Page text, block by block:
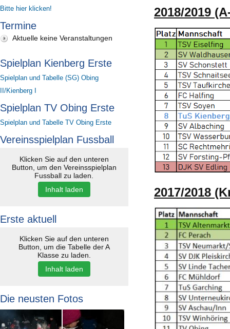
Bitte hier klicken!
Termine
Aktuelle keine Veranstaltungen
Spielplan Kienberg Erste
Spielplan und Tabelle (SG) Obing
II/Kienberg I
Spielplan TV Obing Erste
Spielplan und Tabelle TV Obing Erste
Vereinsspielplan Fussball
Klicken Sie auf den unteren
Button, um den Vereinsspielplan
Fussball zu laden.
Inhalt laden
Erste aktuell
Klicken Sie auf den unteren
Button, um die Tabelle der A
Klasse zu laden.
Inhalt laden
Die neusten Fotos
2018/2019
2017/2018